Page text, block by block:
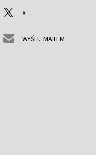
X
WYŚLIJ MAILEM